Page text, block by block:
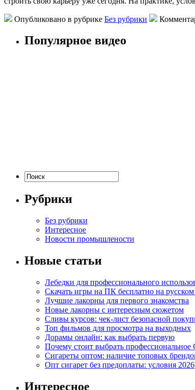
Опубликовано в рубрике Без рубрики
Популярное видео
Рубрики
Без рубрики
Интересное
Новости промышлености
Новые статьи
Лебедки для профессионального
Скачать игры на ПК бесплатно на
Лучшие лакорны для первого знакомства
Новые лакорны с интересным сюжетом
Сливы курсов: чек-лист безопасной
Топ фильмов для просмотра на выходных
Дорамы онлайн: как выбрать первую
Почему стоит выбрать
Сигареты оптом: наличие топовых
Опт сигарет без предоплаты: условия 2026
Интересное